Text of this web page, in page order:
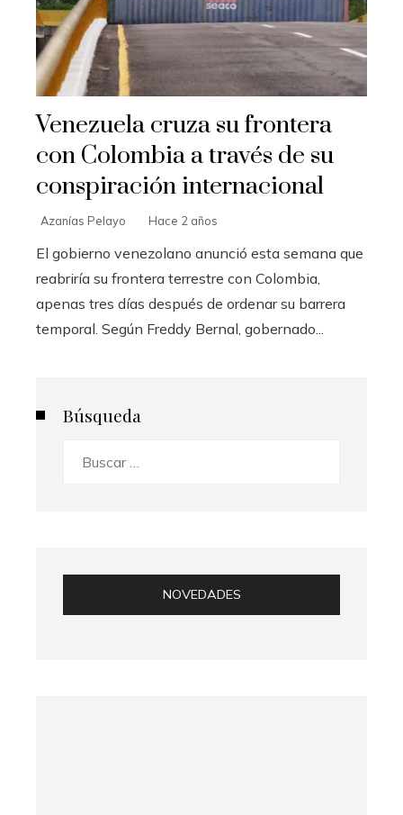
Venezuela cruza su frontera
con Colombia a través de su
conspiración internacional
Azanías Pelayo Hace 2 años
El gobierno venezolano anunció esta semana que
reabriría su frontera terrestre con Colombia,
apenas tres días después de ordenar su barrera
temporal. Según Freddy Bernal, gobernado...
Búsqueda
NOVEDADES